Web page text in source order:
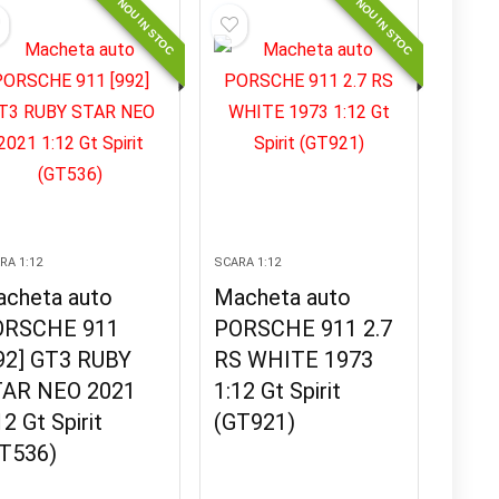
NOU IN STOC
1:12
auto
911
GT3 RUBY
NEO 2021
Gt Spirit
NOU IN STOC
SCARA 1:12
Macheta auto
PORSCHE 911 2.7
RS WHITE 1973
1:12 Gt Spirit
(GT921)